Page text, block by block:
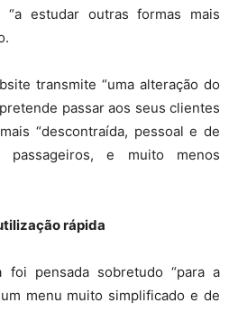
estudar outras formas mais
transmite “uma alteração do
passar aos seus clientes
“descontraída, pessoal e de
passageiros, e muito menos
rápida
pensada sobretudo “para a
menu muito simplificado e de